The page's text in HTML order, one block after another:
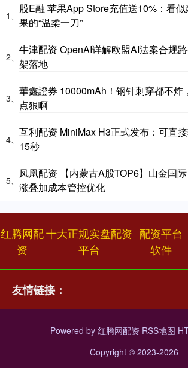
1、
股E融 苹果App Store充值送10%：看
果的“温柔一刀”
2、
牛津配资 OpenAI详解欧盟AI法案合规
架落地
3、
華鑫證券 10000mAh！钢针刺穿都不炸
点狠啊
4、
互利配资 MiniMax H3正式发布：可直
15秒
5、
凤凰配资 【内蒙古A股TOP6】山金国
涨叠加成本管控优化
红腾网配
资
十大正规实盘配资
平台
配资平台
软件
友情链接：
Powered by 红腾网配资 RSS地图
Copyright © 2023-2026